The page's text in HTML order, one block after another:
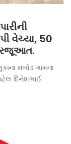
વેચ્યા, 50
રજૂઆત.
રાબોડ ગામના
દિનેશભાઈ